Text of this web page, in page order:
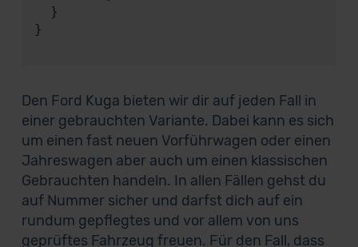
}
Den Ford Kuga bieten wir dir auf jeden Fall in
einer gebrauchten Variante. Dabei kann es sich
um einen fast neuen Vorführwagen oder einen
Jahreswagen aber auch um einen klassischen
Gebrauchten handeln. In allen Fällen gehst du
auf Nummer sicher und darfst dich auf ein
rundum gepflegtes und vor allem von uns
geprüftes Fahrzeug freuen. Für den Fall, dass